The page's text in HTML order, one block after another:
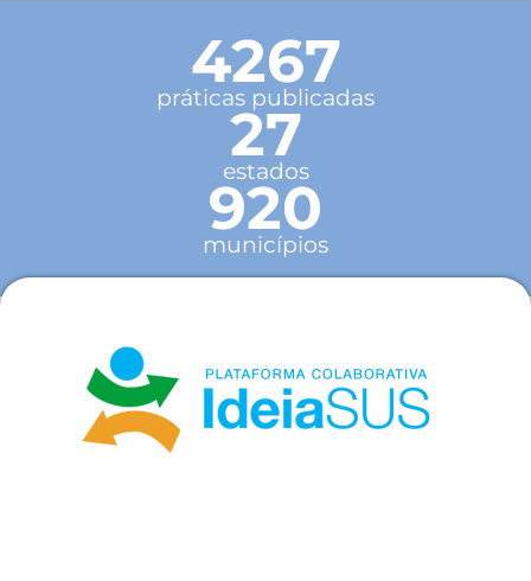
4267
práticas publicadas
27
estados
920
municípios